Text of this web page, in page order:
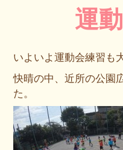
運
いよいよ運動会練習も
快晴の中、近所の公園
た。